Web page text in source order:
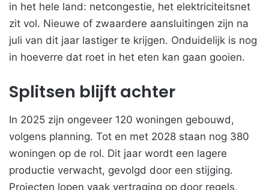
in het hele land: netcongestie, het elektriciteitsnet
zit vol. Nieuwe of zwaardere aansluitingen zijn na
juli van dit jaar lastiger te krijgen. Onduidelijk is nog
in hoeverre dat roet in het eten kan gaan gooien.
Splitsen blijft achter
In 2025 zijn ongeveer 120 woningen gebouwd,
volgens planning. Tot en met 2028 staan nog 380
woningen op de rol. Dit jaar wordt een lagere
productie verwacht, gevolgd door een stijging.
Projecten lopen vaak vertraging op door regels,